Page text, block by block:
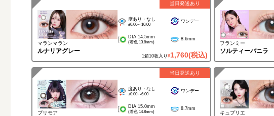
マランマラン
ルナリアグレー
度あり・なし
±0.00~-10.00
ワンデー
DIA 14.5mm
(着色 13.8mm)
8.6mm
1箱10枚入り ¥1,760(税込)
当日発送あり
フランミー
ソルティーバニラ
プリモア
度あり・なし
±0.00~-6.00
ワンデー
DIA 15.0mm
(着色 14.8mm)
8.7mm
当日発送あり
キュプリエ